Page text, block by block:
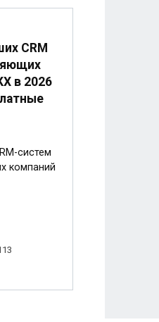
CRM
в 2026
систем
компаний